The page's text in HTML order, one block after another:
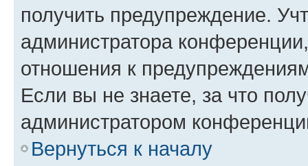
получить предупреждение.
администратора
отношения к
Если вы не знаете, за что
администратором
Вернуться к началу